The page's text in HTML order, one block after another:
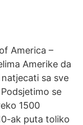
America –
Amerike da
sa sve
se
1500
ak puta toliko